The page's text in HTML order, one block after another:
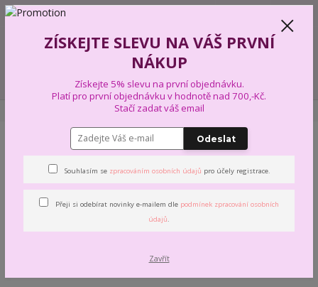
+420 739 574 103
0,00 Kč
SCHOELLER + STAHL BABY HAPPY COLOR
BABY HAPPY COLOR
Ručně pletací příze Baby Happy značky Schoeller+Stahl je určená
především pro dětskou ručně pletenou módu, ale nejen pro ni.
Baby Happy je oblíbená zimní příze z lehkých a na údržbu
ZÍSKEJTE SLEVU NA VÁŠ PRVNÍ
NÁKUP
Získejte 5% slevu na první objednávku.
Platí pro první objednávku v hodnotě nad 700,-Kč.
Stačí zadat váš email
Odeslat
Souhlasím se zpracováním osobních údajů pro účely registrace.
Přeji si odebírat novinky e-mailem dle podmínek zpracování osobních
údajů.
Zavřít